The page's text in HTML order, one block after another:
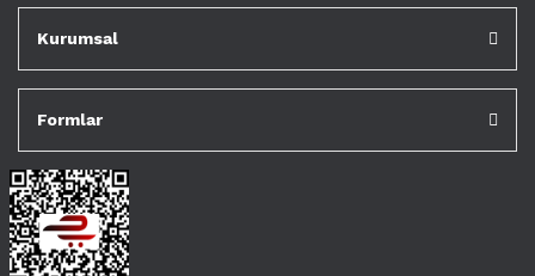
Kurumsal
Formlar